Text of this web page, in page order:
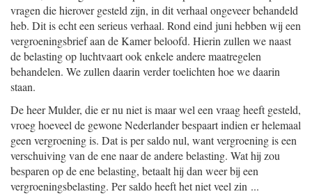
vragen die hierover gesteld zijn, in dit verhaal ongeveer behandeld
heb. Dit is echt een serieus verhaal. Rond eind juni hebben wij een
vergroeningsbrief aan de Kamer beloofd. Hierin zullen we naast
de belasting op luchtvaart ook enkele andere maatregelen
behandelen. We zullen daarin verder toelichten hoe we daarin
staan.
De heer Mulder, die er nu niet is maar wel een vraag heeft gesteld,
vroeg hoeveel de gewone Nederlander bespaart indien er helemaal
geen vergroening is. Dat is per saldo nul, want vergroening is een
verschuiving van de ene naar de andere belasting. Wat hij zou
besparen op de ene belasting, betaalt hij dan weer bij een
vergroeningsbelasting. Per saldo heeft het niet veel zin ...